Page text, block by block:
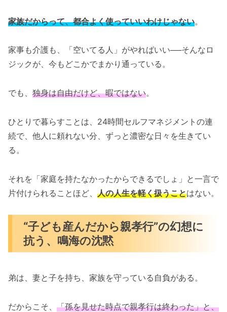
家族だからって、都合よく使っていいわけじゃない。
家事も介護も、「空いてる人」がやればいい──そんなロ
ジックが、今もどこかでまかり通っている。
でも、 独身は自由だけど、暇ではない。
ひとりで暮らすことは、24時間セルフマネジメントの連
続で、他人に頼れない分、ずっと濃密な日々を生きてい
る。
それを「家庭を持たなかったからできるでしょ」と一言で
片付けられることほど、 人の人生を軽く扱うことはない。
“子ども産んだから親孝行”の幻想に
抗う、鳴海の沈黙
弟は、妻と子を持ち、家族を守っている自負がある。
だからこそ、 「孫を見せた時点で親孝行は終わった」と、